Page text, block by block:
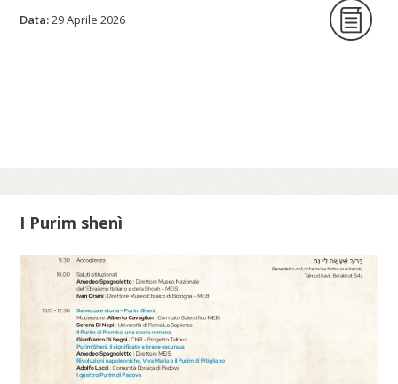
lieta di ospitare la presentazione del
Scopri di più su fscire.it...
Data:29 Aprile 2026
I Purim shenì